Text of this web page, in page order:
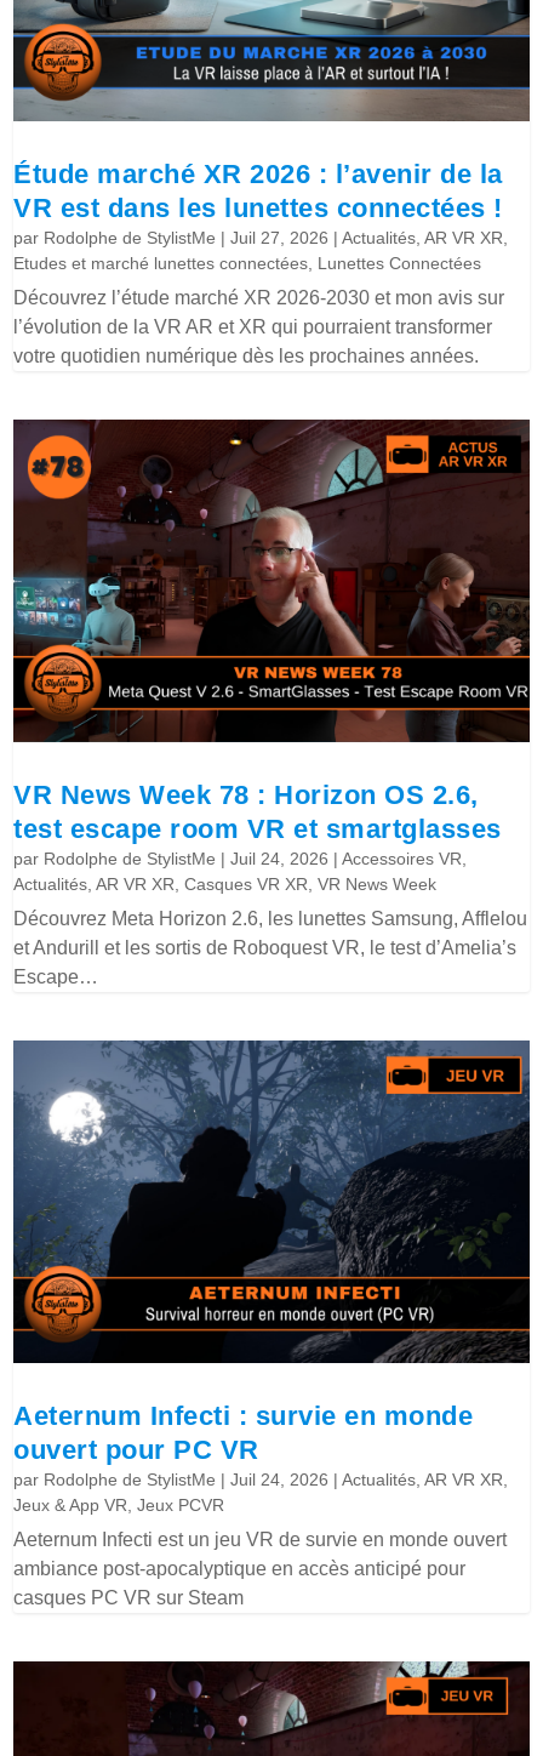
Étude marché XR 2026 : l’avenir de la
VR est dans les lunettes connectées !
par Rodolphe de StylistMe |Juil 27, 2026 |Actualités ,AR VR XR
Etudes et marché lunettes connectées Lunettes Connectées
Découvrez l’étude marché XR 2026-2030 et mon avis sur
l’évolution de la VR AR et XR qui pourraient transformer
votre quotidien numérique dès les prochaines années.
VR News Week 78 : Horizon OS 2.6,
test escape room VR et smartglasses
par Rodolphe de StylistMe |Juil 24, 2026 |Accessoires VR
Actualités ,AR VR XR ,Casques VR XR ,VR News Week
Découvrez Meta Horizon 2.6, les lunettes Samsung, Afflelou
et Andurill et les sortis de Roboquest VR, le test d’Amelia’s
Escape…
Aeternum Infecti : survie en monde
ouvert pour PC VR
par Rodolphe de StylistMe |Juil 24, 2026 |Actualités ,AR VR XR
Jeux & App VR ,Jeux PCVR
Aeternum Infecti est un jeu VR de survie en monde ouvert
ambiance post-apocalyptique en accès anticipé pour
casques PC VR sur Steam